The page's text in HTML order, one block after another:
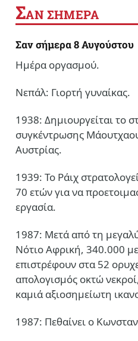
ΣΑΝ ΣΗΜΕΡΑ
Σαν σήμερα 8 Αυγούστου
Ημέρα οργασμού.
Νεπάλ: Γιορτή γυναίκας.
1938: Δημιουργείται το
συγκέντρωσης
Αυστρίας.
1939: Το Ράιχ
70 ετών για να
εργασία.
1987: Μετά από τη
Νότιο Αφρική, 340.000
επιστρέφουν στα 52
απολογισμός οκτώ
καμιά αξιοσημείωτη
1987: Πεθαίνει ο